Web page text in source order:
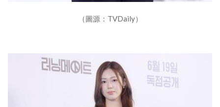
（圖源：TVDaily）